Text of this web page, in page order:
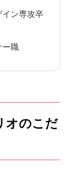
ン専攻卒
ー職
オのこだ